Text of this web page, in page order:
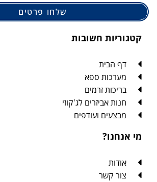
שלחו פרטים
קטגוריות חשובות
דף הבית
מערכות ספא
בריכות זרמים
חנות אביזרים לג'קוזי
מבצעים ועודפים
מי אנחנו?
אודות
צור קשר